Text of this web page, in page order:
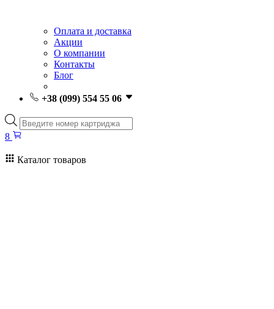
Оплата и доставка
Акции
О компании
Контакты
Блог
+38 (099) 554 55 06
Поиск
товаров
8
Каталог товаров